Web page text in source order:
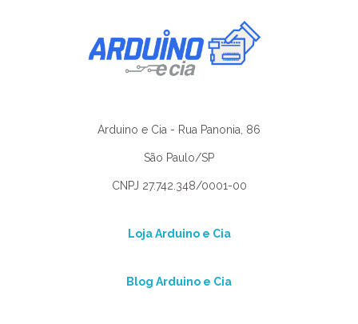
Arduino e Cia - Rua Panonia, 86
São Paulo/SP
CNPJ 27.742.348/0001-00
Loja Arduino e Cia
Blog Arduino e Cia